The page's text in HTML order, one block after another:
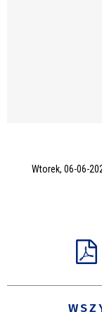
Wtorek, 06-06-